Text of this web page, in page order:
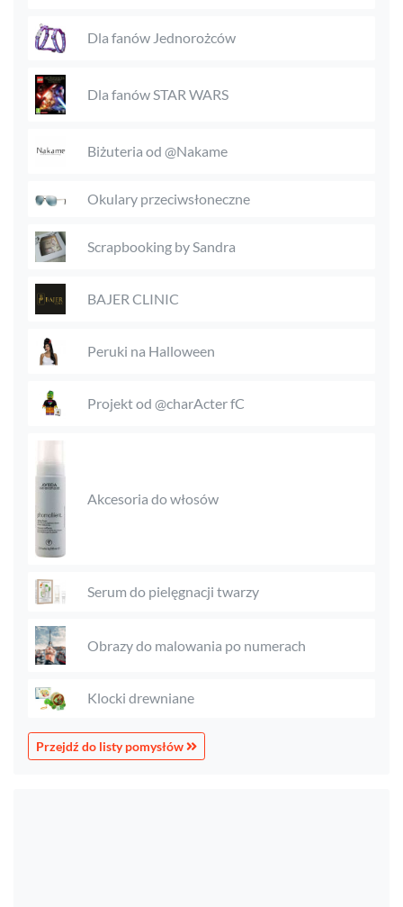
Dla fanów Jednorożców
Dla fanów STAR WARS
Biżuteria od @Nakame
Okulary przeciwsłoneczne
Scrapbooking by Sandra
BAJER CLINIC
Peruki na Halloween
Projekt od @charActer fC
Akcesoria do włosów
Serum do pielęgnacji twarzy
Obrazy do malowania po numerach
Klocki drewniane
Przejdź do listy pomysłów